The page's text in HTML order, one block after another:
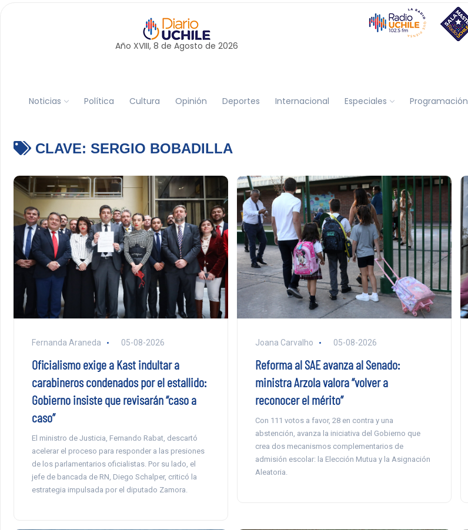
Año XVIII, 8 de Agosto de 2026
Noticias Política Cultura Opinión Deportes Internacional Especiales Programación
CLAVE: SERGIO BOBADILLA
Fernanda Araneda 05-08-2026
Oficialismo exige a Kast indultar a
carabineros condenados por el estallido:
Gobierno insiste que revisarán “caso a
caso”
El ministro de Justicia, Fernando Rabat, descartó
acelerar el proceso para responder a las presiones
de los parlamentarios oficialistas. Por su lado, el
jefe de bancada de RN, Diego Schalper, criticó la
estrategia impulsada por el diputado Zamora.
Joana Carvalho 05-08-2026
Reforma al SAE avanza al Senado:
ministra Arzola valora “volver a
reconocer el mérito”
Con 111 votos a favor, 28 en contra y una
abstención, avanza la iniciativa del Gobierno que
crea dos mecanismos complementarios de
admisión escolar: la Elección Mutua y la Asignación
Aleatoria.